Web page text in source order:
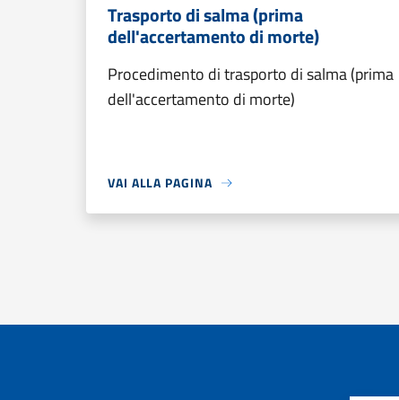
Trasporto di salma (prima
dell'accertamento di morte)
Procedimento di trasporto di salma (prima
dell'accertamento di morte)
VAI ALLA PAGINA